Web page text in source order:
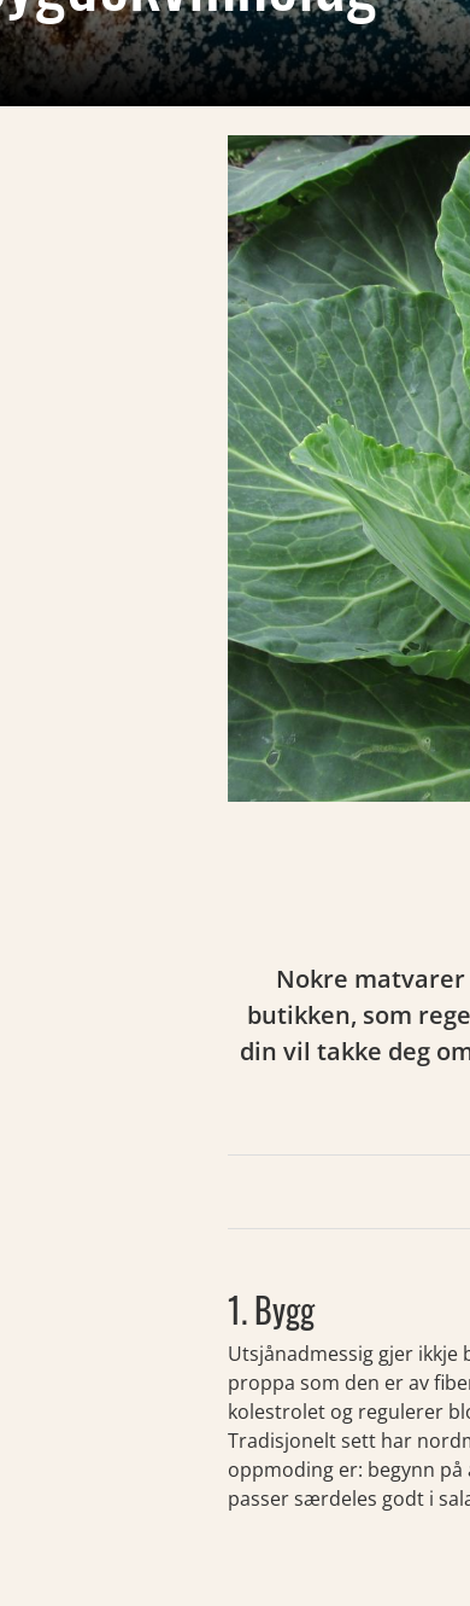
Nokre
butikken, som
din vil takke deg
1. Bygg
Utsjånadmessig gjer ikkje
proppa som den er av
kolestrolet og regulerer
Tradisjonelt sett har
oppmoding er: begynn
passer særdeles godt i